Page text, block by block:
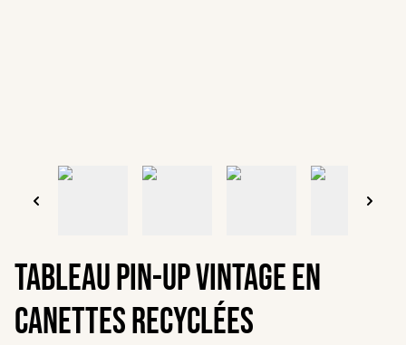
Tableau Pin-up vintage en
canettes recyclées